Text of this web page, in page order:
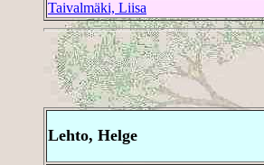
Taivalmäki, Liisa
Lehto, Helge